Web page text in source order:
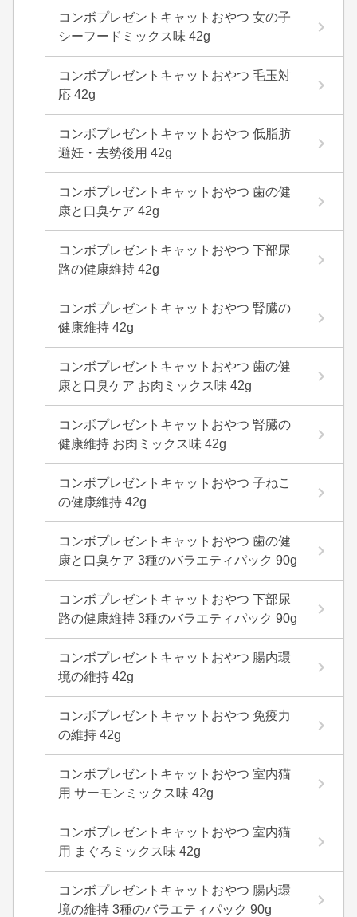
コンボプレゼントキャットおやつ 女の子
シーフードミックス味 42g
コンボプレゼントキャットおやつ 毛玉対
応 42g
コンボプレゼントキャットおやつ 低脂肪
避妊・去勢後用 42g
コンボプレゼントキャットおやつ 歯の健
康と口臭ケア 42g
コンボプレゼントキャットおやつ 下部尿
路の健康維持 42g
コンボプレゼントキャットおやつ 腎臓の
健康維持 42g
コンボプレゼントキャットおやつ 歯の健
康と口臭ケア お肉ミックス味 42g
コンボプレゼントキャットおやつ 腎臓の
健康維持 お肉ミックス味 42g
コンボプレゼントキャットおやつ 子ねこ
の健康維持 42g
コンボプレゼントキャットおやつ 歯の健
康と口臭ケア 3種のバラエティパック 90g
コンボプレゼントキャットおやつ 下部尿
路の健康維持 3種のバラエティパック 90g
コンボプレゼントキャットおやつ 腸内環
境の維持 42g
コンボプレゼントキャットおやつ 免疫力
の維持 42g
コンボプレゼントキャットおやつ 室内猫
用 サーモンミックス味 42g
コンボプレゼントキャットおやつ 室内猫
用 まぐろミックス味 42g
コンボプレゼントキャットおやつ 腸内環
境の維持 3種のバラエティパック 90g